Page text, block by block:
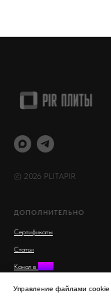
© 2026 PLITAPIR
ДОПОЛНИТЕЛЬНО
Сертификаты
Статьи
Канал в MAX
Управление файлами cookie